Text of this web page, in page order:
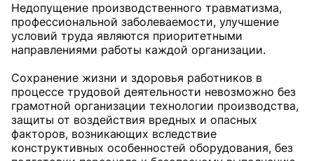
Недопущение производственного травматизма,
профессиональной заболеваемости, улучшение
условий труда являются приоритетными
направлениями работы каждой организации.
Сохранение жизни и здоровья работников в
процессе трудовой деятельности невозможно без
грамотной организации технологии производства,
защиты от воздействия вредных и опасных
факторов, возникающих вследствие
конструктивных особенностей оборудования, без